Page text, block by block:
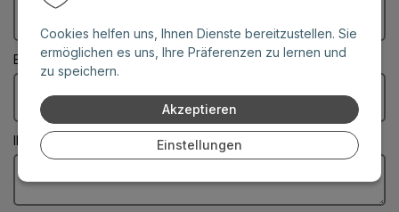
Cookies helfen uns, Ihnen Dienste bereitzustellen. Sie
ermöglichen es uns, Ihre Präferenzen zu lernen und
zu speichern.
Akzeptieren
Einstellungen
E-Mail: (Diese Felder sind Pflichtangaben)
Ihre Nachricht: (Diese Felder sind Pflichtangaben)